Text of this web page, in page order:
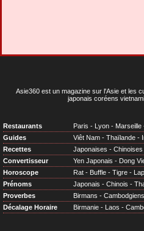
Asie360 est un magazine sur l'Asie et les
japonais coréens
Restaurants Paris - Lyon - Marseille
Guides
Viêt Nam - Thaïlande -
Recettes
Japonaises - Chinoises
Convertisseur
Yen Japonais - Dong
Horoscope
Rat - Buffle - Tigre -
Prénoms
Japonais - Chinois -
Proverbes
Birmans - Cambodgiens
Décalage Horaire
Birmanie - Laos -